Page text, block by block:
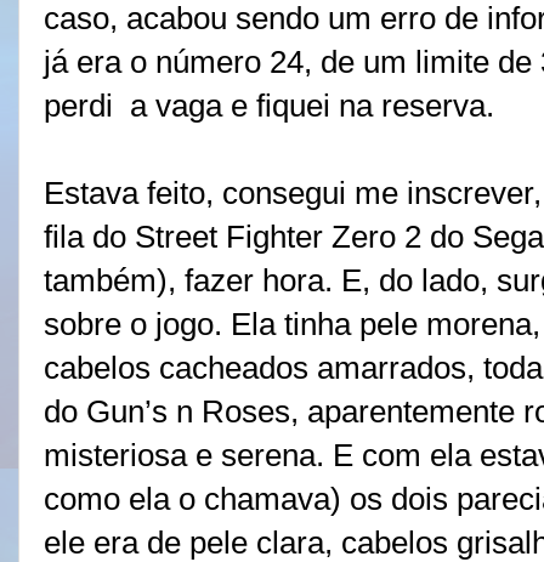
caso, acabou sendo um erro de
já era o número 24, de um limite
perdi
a vaga e fiquei na reserva.
Estava feito, consegui me
fila do Street Fighter Zero 2 do
também), fazer hora. E, do lado,
sobre o jogo. Ela tinha pele
cabelos cacheados amarrados,
do Gun’s n Roses, aparentemente
misteriosa e serena. E com ela
como ela o chamava) os dois
ele era de pele clara, cabelos